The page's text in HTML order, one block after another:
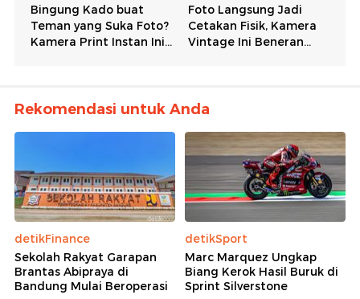
Rekomendasi untuk Anda
detikFinance
Sekolah Rakyat Garapan
Brantas Abipraya di
Bandung Mulai Beroperasi
detikSport
Marc Marquez Ungkap
Biang Kerok Hasil Buruk di
Sprint Silverstone